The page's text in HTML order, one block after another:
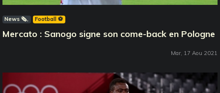
News 🗞️ Football ⚽️
Mercato : Sanogo signe son come-back en Pologne
Mar, 17 Aou 2021